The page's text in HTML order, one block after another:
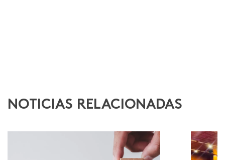
NOTICIAS RELACIONADAS